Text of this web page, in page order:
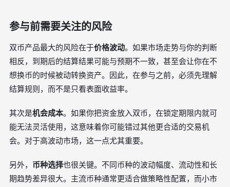
参与前需要关注的风险
双币产品最大的风险在于价格波动。如果市场走势与你的判断
相反，到期后的结算结果可能与预期不一致，甚至会让你在不
想换币的时候被动转换资产。因此，在参与之前，必须先理解
结算规则，而不是只看表面收益率。
其次是机会成本。如果你把资金放入双币，在锁定期限内就可
能无法灵活使用，这意味着你可能错过其他更合适的交易机
会。对于高波动市场，这一点尤其重要。
另外， 币种选择也很关键。不同币种的波动幅度、流动性和长
期趋势差异很大。主流币种通常更适合做策略性配置，而小市